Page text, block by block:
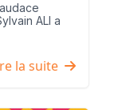
ALI a
la suite